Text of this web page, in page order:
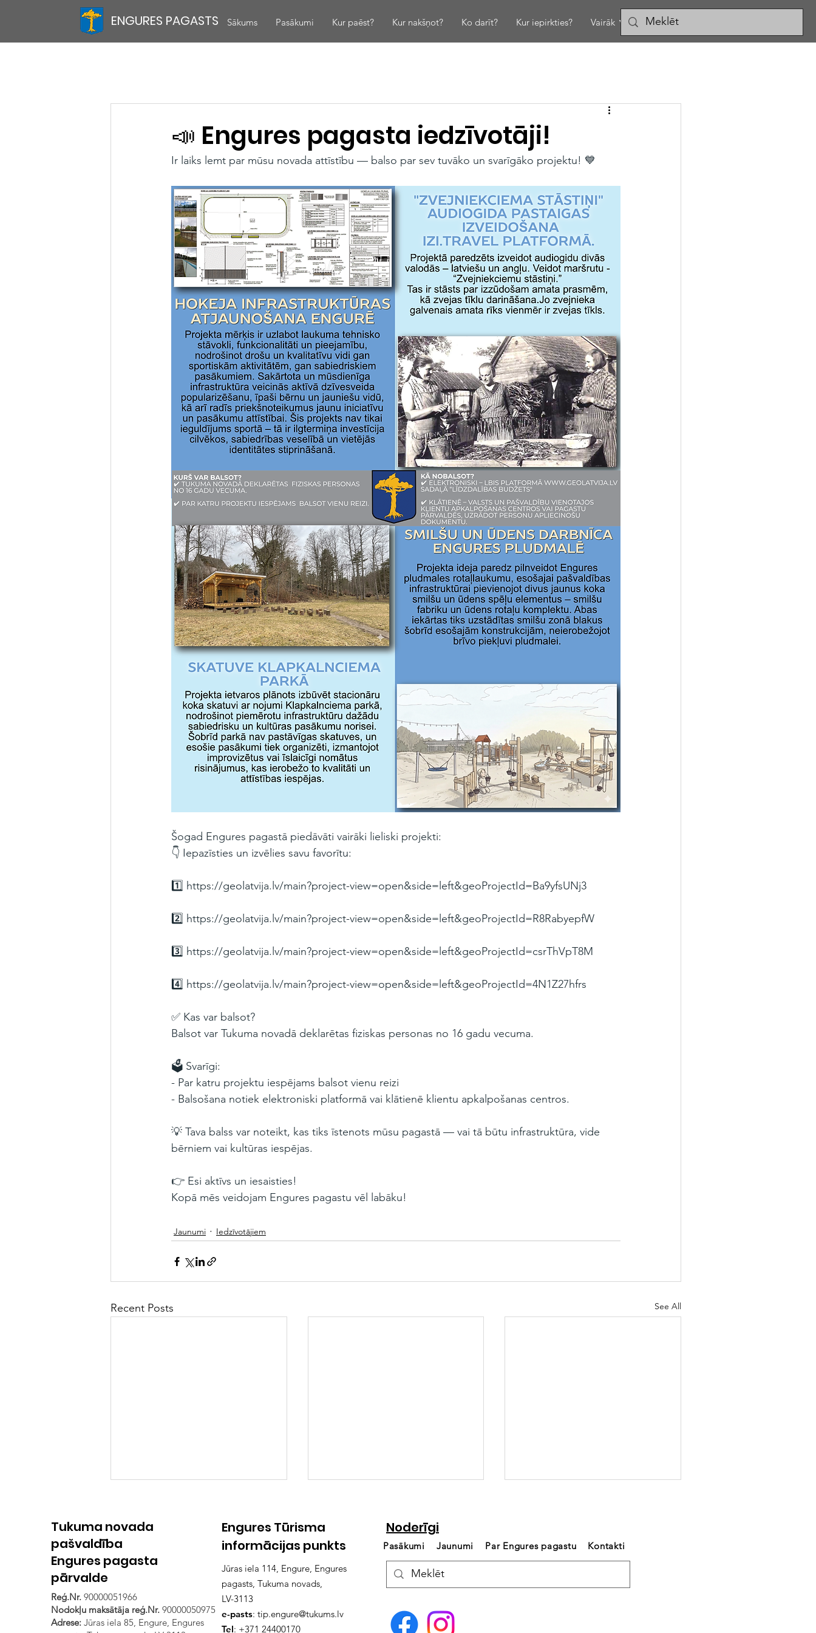
ENGURES PAGASTS Sākums Pasākumi Kur paēst? Kur nakšņot? Ko darīt? Kur iepirkties? Vairāk ▼
📣 Engures pagasta iedzīvotāji!
Ir laiks lemt par mūsu novada attīstību — balso par sev tuvāko un svarīgāko projektu! 💙
Šogad Engures pagastā piedāvāti vairāki lieliski projekti:
👇 Iepazīsties un izvēlies savu favorītu:
1️⃣ https://geolatvija.lv/main?project-view=open&side=left&geoProjectId=Ba9yfsUNj3
2️⃣ https://geolatvija.lv/main?project-view=open&side=left&geoProjectId=R8RabyepfW
3️⃣ https://geolatvija.lv/main?project-view=open&side=left&geoProjectId=csrThVpT8M
4️⃣ https://geolatvija.lv/main?project-view=open&side=left&geoProjectId=4N1Z27hfrs
✅ Kas var balsot?
Balsot var Tukuma novadā deklarētas fiziskas personas no 16 gadu vecuma.
🗳️ Svarīgi:
- Par katru projektu iespējams balsot vienu reizi
- Balsošana notiek elektroniski platformā vai klātienē klientu apkalpošanas centros.
💡 Tava balss var noteikt, kas tiks īstenots mūsu pagastā — vai tā būtu infrastruktūra, vide
bērniem vai kultūras iespējas.
👉 Esi aktīvs un iesaisties!
Kopā mēs veidojam Engures pagastu vēl labāku!
Jaunumi Iedzīvotājiem
Recent Posts See All
Svarīga informācija
zvejniekiem!
ZVEJNIEKSVĒTKU
Tukuma novada
pašvaldība
Engures pagasta
pārvalde
Reģ.Nr. 90000051966
Nodokļu maksātāja reģ.Nr. 90000050975
Adrese: Jūras iela 85, Engure, Engures
Engures Tūrisma
informācijas punkts
Jūras iela 114, Engure, Engures
pagasts, Tukuma novads,
LV-3113
e-pasts: tip.engure@tukums.lv
Tel: +371 24400170
Noderīgi
Pasākumi Jaunumi Par Engures pagastu Kontakti